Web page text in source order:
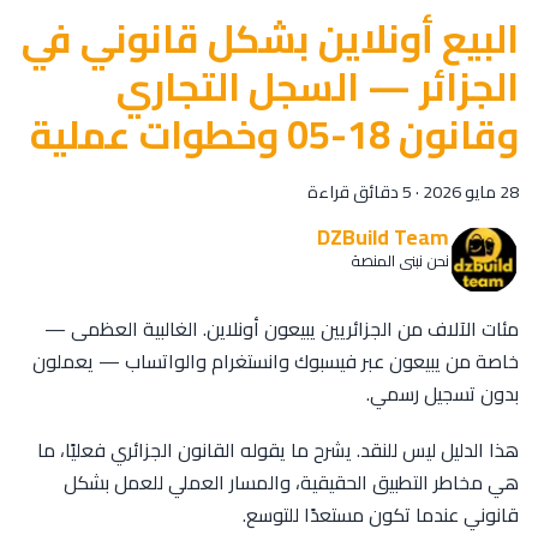
البيع أونلاين بشكل قانوني في
الجزائر — السجل التجاري
وقانون 18-05 وخطوات عملية
28 مايو 2026 ·5 دقائق قراءة
DZBuild Team
نحن نبني المنصة
مئات الآلاف من الجزائريين يبيعون أونلاين. الغالبية العظمى —
خاصة من يبيعون عبر فيسبوك وانستغرام والواتساب — يعملون
بدون تسجيل رسمي.
هذا الدليل ليس للنقد. يشرح ما يقوله القانون الجزائري فعليًا، ما
هي مخاطر التطبيق الحقيقية، والمسار العملي للعمل بشكل
قانوني عندما تكون مستعدًا للتوسع.